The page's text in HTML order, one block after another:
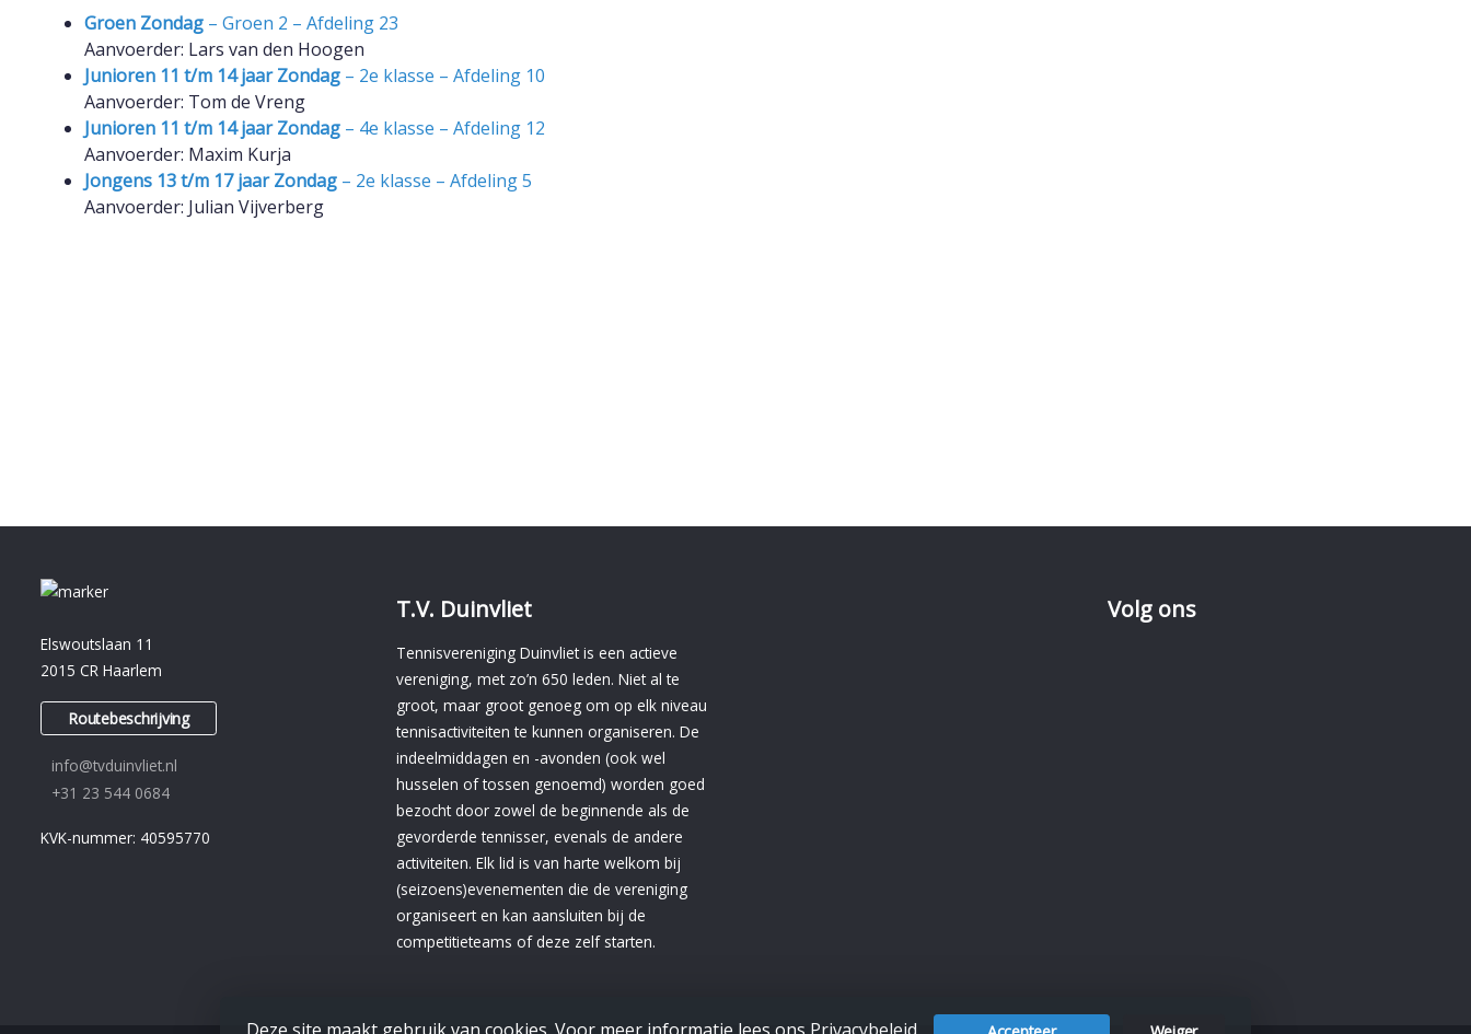
Groen Zondag – Groen 2 – Afdeling 23
Aanvoerder: Lars van den Hoogen
Junioren 11 t/m 14 jaar Zondag – 2e klasse – Afdeling 10
Aanvoerder: Tom de Vreng
Junioren 11 t/m 14 jaar Zondag – 4e klasse – Afdeling 12
Aanvoerder: Maxim Kurja
Jongens 13 t/m 17 jaar Zondag – 2e klasse – Afdeling 5
Aanvoerder: Julian Vijverberg
Elswoutslaan 11
2015 CR Haarlem
Routebeschrijving
info@tvduinvliet.nl
+31 23 544 0684
KVK-nummer: 40595770
T.V. Duinvliet
Tennisvereniging Duinvliet is een actieve
vereniging, met zo’n 650 leden. Niet al te
groot, maar groot genoeg om op elk niveau
tennisactiviteiten te kunnen organiseren. De
indeelmiddagen en -avonden (ook wel
husselen of tossen genoemd) worden goed
bezocht door zowel de beginnende als de
gevorderde tennisser, evenals de andere
activiteiten. Elk lid is van harte welkom bij
(seizoens)evenementen die de vereniging
organiseert en kan aansluiten bij de
competitieteams of deze zelf starten.
Volg ons